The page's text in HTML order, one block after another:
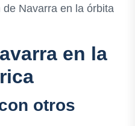
Navarra en la órbita
en la
otros